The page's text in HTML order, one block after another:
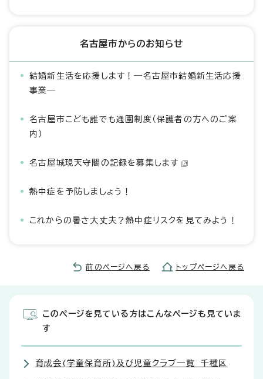
名古屋市からのお知らせ
結婚新生活を応援します！―名古屋市結婚新生活応援
事業―
名古屋市こども誰でも通園制度（保護者の方へのご案
内）
名古屋城現天守閣の記録を募集します
熱中症を予防しましょう！
これからの暑さ大丈夫？熱中症リスクを見てみよう！
前のページへ戻る トップページへ戻る
このページを見ている方はこんなページも見ていま
す
育成会(学童保育所)及び児童クラブ一覧 千種区